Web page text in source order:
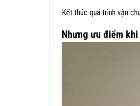
Kết thúc quá trình vận
Nhưng ưu điểm